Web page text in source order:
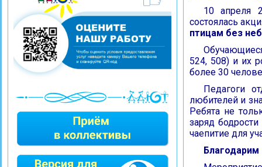
10 апреля
состоялась
птицам без
524, 508) и их
более 30
Педагоги
любителей и
Ребята не
заряд
чаепитие для
Благодарим